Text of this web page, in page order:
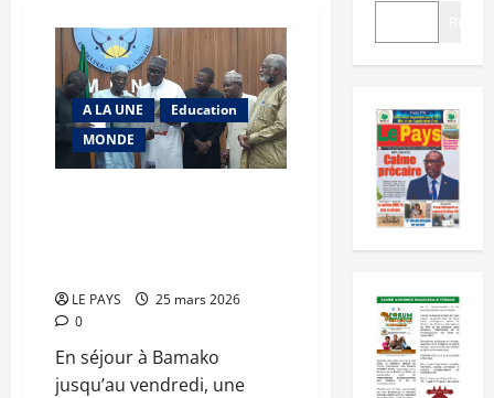
A LA UNE
Education
MONDE
LE PAYS
25 mars 2026
0
En séjour à Bamako
jusqu’au vendredi, une